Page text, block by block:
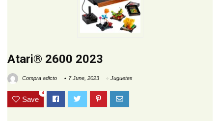
Atari® 2600 2023
Compra adicto 7 June, 2023 Juguetes
Save
4